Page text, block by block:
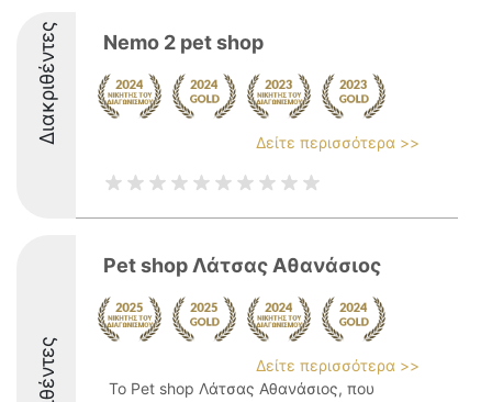
Διακριθέντες Nemo 2 pet shop
Δείτε περισσότερα >>
Pet shop Λάτσας Αθανάσιος
Δείτε περισσότερα >>
Το Pet shop Λάτσας Αθανάσιος, που